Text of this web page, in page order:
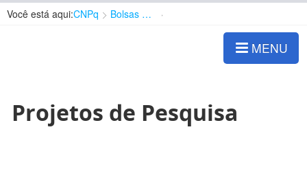
Você está aqui:CNPq Bolsas e Auxílios Vigentes
MENU
Projetos de Pesquisa